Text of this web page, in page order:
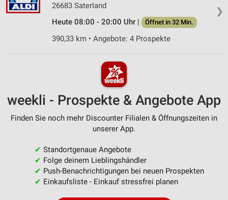
❯
26683 Saterland
Heute 08:00 - 20:00 Uhr |
Öffnet in 32 Min.
390,33 km • Angebote: 4 Prospekte
weekli - Prospekte & Angebote App
Finden Sie noch mehr Discounter Filialen & Öffnungszeiten in
unserer App.
✔ Standortgenaue Angebote
✔ Folge deinem Lieblingshändler
✔ Push-Benachrichtigungen bei neuen Prospekten
✔ Einkaufsliste - Einkauf stressfrei planen